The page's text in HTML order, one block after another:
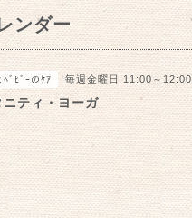
ンダー
ﾍﾞﾋﾞｰのｹｱ 毎週金曜日 11:00～12:00
ニティ・ヨーガ